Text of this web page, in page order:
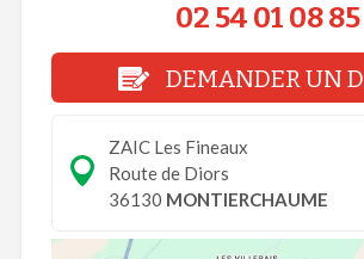
02 54 01 08 85
DEMANDER UN
ZAIC Les Fineaux
Route de Diors
36130 MONTIERCHAUME